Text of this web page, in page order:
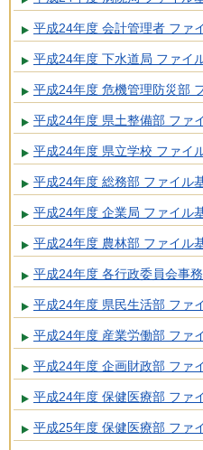
平成24年度 会計管理者 ファ
平成24年度 下水道局 ファイ
平成24年度 危機管理防災部
平成24年度 県土整備部 ファ
平成24年度 県立学校 ファイ
平成24年度 総務部 ファイル
平成24年度 企業局 ファイル
平成24年度 農林部 ファイル
平成24年度 各行政委員会事
平成24年度 県民生活部 ファ
平成24年度 産業労働部 ファ
平成24年度 企画財政部 ファ
平成24年度 保健医療部 ファ
平成25年度 保健医療部 ファ